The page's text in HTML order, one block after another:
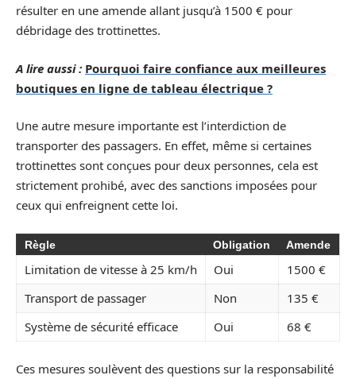
résulter en une amende allant jusqu’à 1500 € pour
débridage des trottinettes.
A lire aussi : Pourquoi faire confiance aux meilleures
boutiques en ligne de tableau électrique ?
Une autre mesure importante est l’interdiction de
transporter des passagers. En effet, même si certaines
trottinettes sont conçues pour deux personnes, cela est
strictement prohibé, avec des sanctions imposées pour
ceux qui enfreignent cette loi.
Règle Obligation Amende
Limitation de vitesse à 25 km/h Oui
1500 €
Transport de passager
Non
135 €
Système de sécurité efficace
Oui 68 €
Ces mesures soulèvent des questions sur la responsabilité